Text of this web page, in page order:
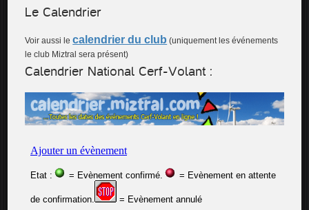
Le Calendrier
Voir aussi lecalendrier du club (uniquement les événements
le club Miztral sera présent)
Calendrier National Cerf-Volant :